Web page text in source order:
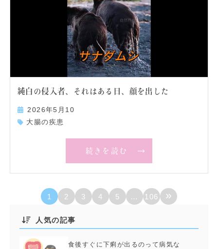
純白の侵入者、それはある日、顔を出した
2026年5月10
大腸の疾患
続きを読む
1 2 3 4 5 … 106 »
人気の記事
食後すぐに下痢が出るのって病気な